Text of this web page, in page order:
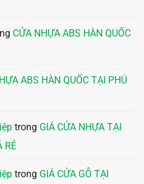
CỬA NHỰA ABS HÀN QUỐC
ABS HÀN QUỐC TẠI PHÚ
trong GIÁ CỬA NHỰA TẠI
RẺ
trong GIÁ CỬA GỖ TẠI